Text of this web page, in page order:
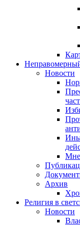
Новости
Архив
Религия в
Новости